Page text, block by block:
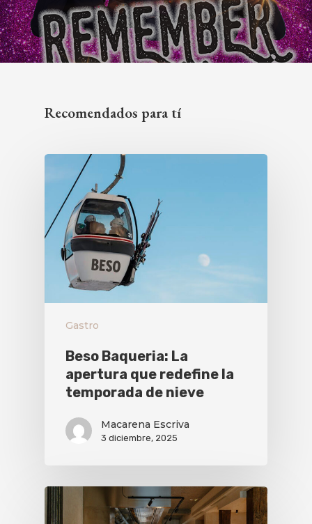
Recomendados para tí
Gastro
Beso Baqueria: La
apertura que redefine la
temporada de nieve
Macarena Escriva
3 diciembre, 2025